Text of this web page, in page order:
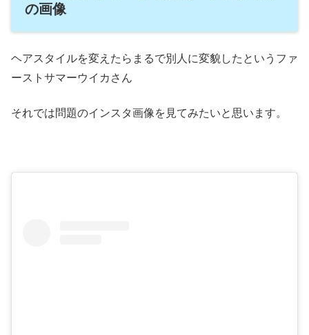
の画像
ヘアスタイルを変えたらまるで別人に変貌したというファ
ーストサマーウイカさん
それでは問題のインスタ画像を見てみたいと思います。